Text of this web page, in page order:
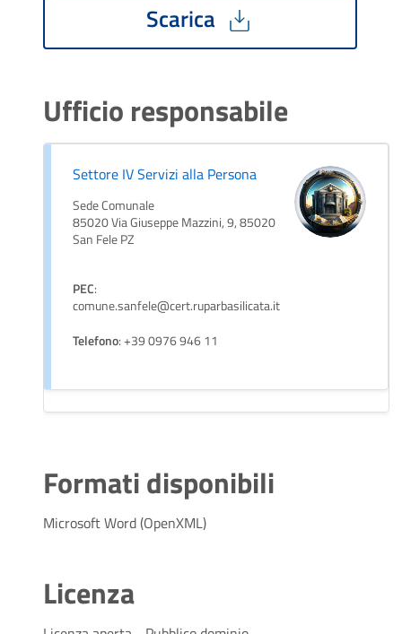
Scarica
Ufficio responsabile
Settore IV Servizi alla Persona
Sede Comunale
85020 Via Giuseppe Mazzini, 9, 85020
San Fele PZ
PEC:
comune.sanfele@cert.ruparbasilicata.it
Telefono: +39 0976 946 11
Formati disponibili
Microsoft Word (OpenXML)
Licenza